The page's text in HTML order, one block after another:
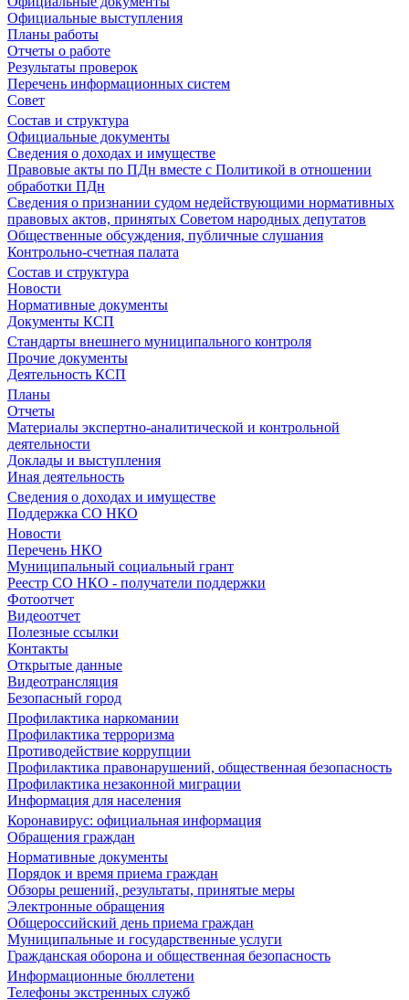
Официальные выступления
Планы работы
Отчеты о работе
Результаты проверок
Перечень информационных систем
Совет
Состав и структура
Официальные документы
Сведения о доходах и имуществе
Правовые акты по ПДн вместе с Политикой в отношении
обработки ПДн
Сведения о признании судом недействующими нормативных
правовых актов, принятых Советом народных депутатов
Общественные обсуждения, публичные слушания
Контрольно-счетная палата
Состав и структура
Новости
Нормативные документы
Документы КСП
Стандарты внешнего муниципального контроля
Прочие документы
Деятельность КСП
Планы
Отчеты
Материалы экспертно-аналитической и контрольной
деятельности
Доклады и выступления
Иная деятельность
Сведения о доходах и имуществе
Поддержка СО НКО
Новости
Перечень НКО
Муниципальный социальный грант
Реестр СО НКО - получатели поддержки
Фотоотчет
Видеоотчет
Полезные ссылки
Контакты
Открытые данные
Видеотрансляция
Безопасный город
Профилактика наркомании
Профилактика терроризма
Противодействие коррупции
Профилактика правонарушений, общественная безопасность
Профилактика незаконной миграции
Информация для населения
Коронавирус: официальная информация
Обращения граждан
Нормативные документы
Порядок и время приема граждан
Обзоры решений, результаты, принятые меры
Электронные обращения
Общероссийский день приема граждан
Муниципальные и государственные услуги
Гражданская оборона и общественная безопасность
Информационные бюллетени
Телефоны экстренных служб